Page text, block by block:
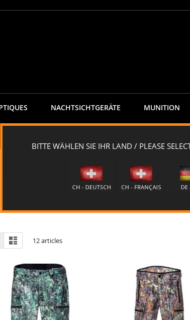
NACHTSICHTGERÄTE MUNITION
Afficher
en
Liste 12articles